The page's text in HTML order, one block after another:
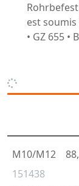
est
• GZ 655 • B
151438
M10/M12